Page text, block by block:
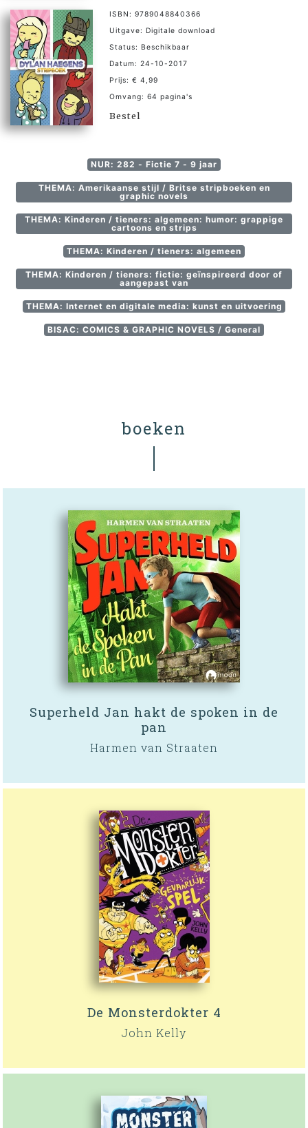
ISBN: 9789048840366
Uitgave: Digitale download
Status: Beschikbaar
Datum: 24-10-2017
Prijs: € 4,99
Omvang: 64 pagina's
Bestel
NUR: 282 - Fictie 7 - 9 jaar
THEMA: Amerikaanse stijl / Britse stripboeken en
graphic novels
THEMA: Kinderen / tieners: algemeen: humor: grappige
cartoons en strips
THEMA: Kinderen / tieners: algemeen
THEMA: Kinderen / tieners: fictie: geïnspireerd door of
aangepast van
THEMA: Internet en digitale media: kunst en uitvoering
BISAC: COMICS & GRAPHIC NOVELS / General
boeken
Superheld Jan hakt de spoken in de
pan
Harmen van Straaten
De Monsterdokter 4
John Kelly